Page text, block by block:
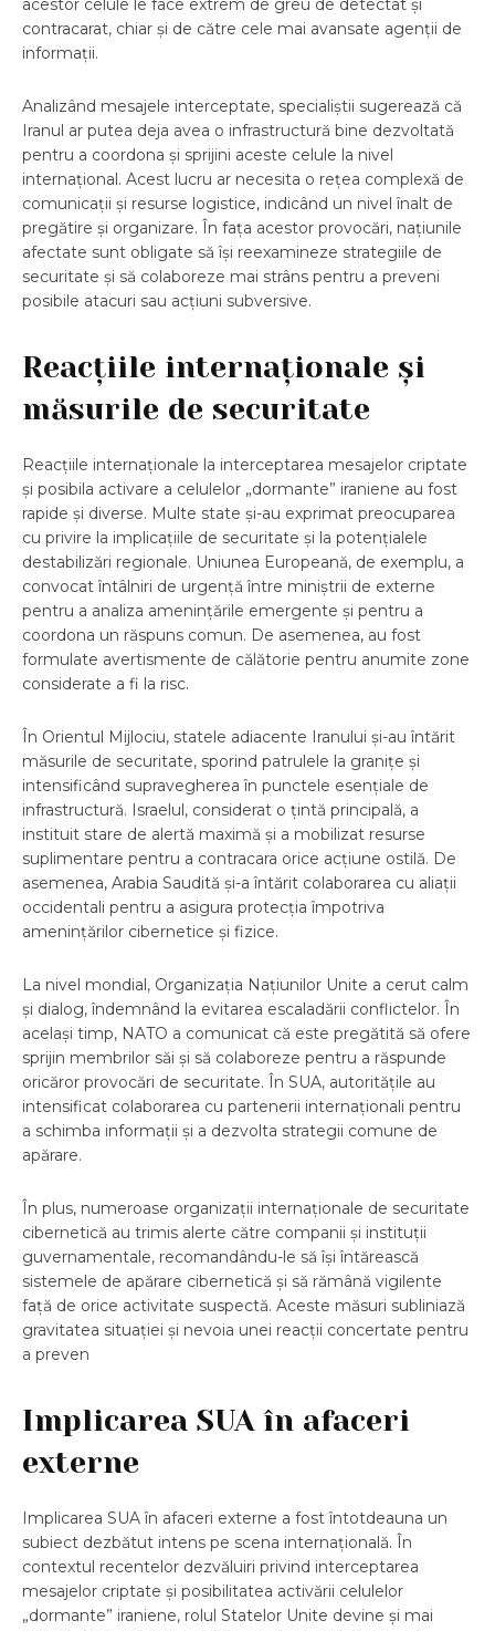
acestor celule le face extrem de greu de detectat și
contracarat, chiar și de către cele mai avansate agenții de
informații.
Analizând mesajele interceptate, specialiștii sugerează că
Iranul ar putea deja avea o infrastructură bine dezvoltată
pentru a coordona și sprijini aceste celule la nivel
internațional. Acest lucru ar necesita o rețea complexă de
comunicații și resurse logistice, indicând un nivel înalt de
pregătire și organizare. În fața acestor provocări, națiunile
afectate sunt obligate să își reexamineze strategiile de
securitate și să colaboreze mai strâns pentru a preveni
posibile atacuri sau acțiuni subversive.
Reacțiile internaționale și
măsurile de securitate
Reacțiile internaționale la interceptarea mesajelor criptate
și posibila activare a celulelor „dormante” iraniene au fost
rapide și diverse. Multe state și-au exprimat preocuparea
cu privire la implicațiile de securitate și la potențialele
destabilizări regionale. Uniunea Europeană, de exemplu, a
convocat întâlniri de urgență între miniștrii de externe
pentru a analiza amenințările emergente și pentru a
coordona un răspuns comun. De asemenea, au fost
formulate avertismente de călătorie pentru anumite zone
considerate a fi la risc.
În Orientul Mijlociu, statele adiacente Iranului și-au întărit
măsurile de securitate, sporind patrulele la granițe și
intensificând supravegherea în punctele esențiale de
infrastructură. Israelul, considerat o țintă principală, a
instituit stare de alertă maximă și a mobilizat resurse
suplimentare pentru a contracara orice acțiune ostilă. De
asemenea, Arabia Saudită și-a întărit colaborarea cu aliații
occidentali pentru a asigura protecția împotriva
amenințărilor cibernetice și fizice.
La nivel mondial, Organizația Națiunilor Unite a cerut calm
și dialog, îndemnând la evitarea escaladării conflictelor. În
același timp, NATO a comunicat că este pregătită să ofere
sprijin membrilor săi și să colaboreze pentru a răspunde
oricăror provocări de securitate. În SUA, autoritățile au
intensificat colaborarea cu partenerii internaționali pentru
a schimba informații și a dezvolta strategii comune de
apărare.
În plus, numeroase organizații internaționale de securitate
cibernetică au trimis alerte către companii și instituții
guvernamentale, recomandându-le să își întărească
sistemele de apărare cibernetică și să rămână vigilente
față de orice activitate suspectă. Aceste măsuri subliniază
gravitatea situației și nevoia unei reacții concertate pentru
a preven
Implicarea SUA în afaceri
externe
Implicarea SUA în afaceri externe a fost întotdeauna un
subiect dezbătut intens pe scena internațională. În
contextul recentelor dezvăluiri privind interceptarea
mesajelor criptate și posibilitatea activării celulelor
„dormante” iraniene, rolul Statelor Unite devine și mai